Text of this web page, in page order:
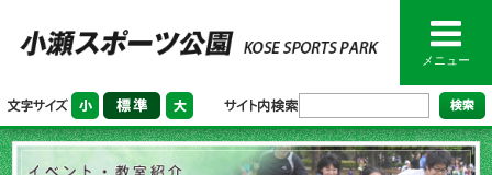
メニュー